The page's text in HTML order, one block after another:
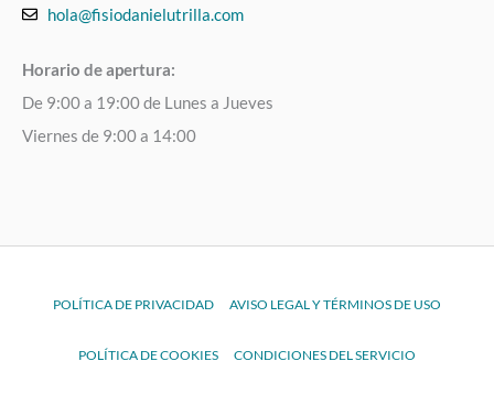
hola@fisiodanielutrilla.com
Horario de apertura:
De 9:00 a 19:00 de Lunes a Jueves
Viernes de 9:00 a 14:00
POLÍTICA DE PRIVACIDAD AVISO LEGAL Y TÉRMINOS DE USO
POLÍTICA DE COOKIES CONDICIONES DEL SERVICIO